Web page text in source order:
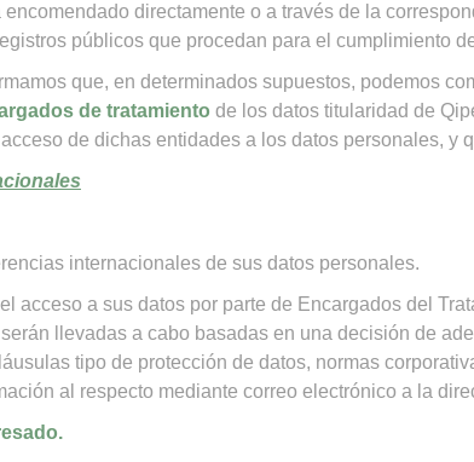
directamente o a través de la
públicos que procedan para el cumplimiento
que, en determinados supuestos, podemos
de tratamiento de los datos titularidad de
de dichas entidades a los datos personales,
internacionales de sus datos personales.
acceso a sus datos por parte de Encargados del
llevadas a cabo basadas en una decisión de
tipo de protección de datos, normas
al respecto mediante correo electrónico a la